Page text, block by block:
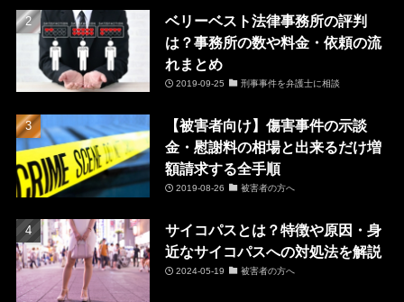
ベリーベスト法律事務所の評判
は？事務所の数や料金・依頼の流
れまとめ
2019-09-25 刑事事件を弁護士に相談
【被害者向け】傷害事件の示談
金・慰謝料の相場と出来るだけ増
額請求する全手順
2019-08-26 被害者の方へ
サイコパスとは？特徴や原因・身
近なサイコパスへの対処法を解説
2024-05-19 被害者の方へ